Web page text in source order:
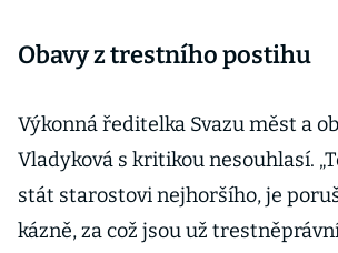
Obavy z trestního postihu
Výkonná ředitelka Svazu měst a
Vladyková s kritikou nesouhlasí.
stát starostovi nejhoršího, je
kázně, za což jsou už